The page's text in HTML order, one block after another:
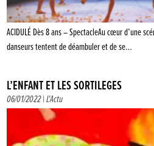
ACIDULÉ Dès 8 ans – SpectacleAu cœur d’une
danseurs tentent de déambuler et de se…
L’ENFANT ET LES SORTILÈGES
06/01/2022 |L'Actu